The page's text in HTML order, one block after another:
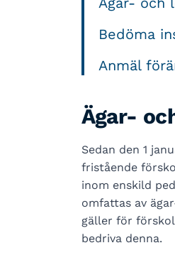
Bedöma
Anmäl
Ägar-
Sedan den 1
fristående
inom enskild
omfattas av
gäller för
bedriva denna.